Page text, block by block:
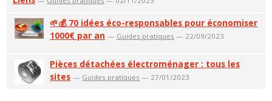
🌱💰 70 idées éco-responsables pour économiser
1000€ par an — Guides pratiques — 22/09/2023
Pièces détachées électroménager : tous les
sites — Guides pratiques — 27/01/2023